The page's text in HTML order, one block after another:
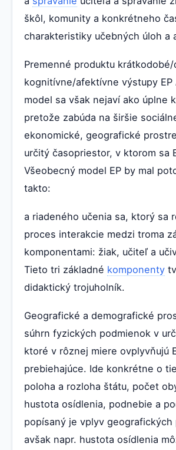
škôl, komunity a konkrétneho
charakteristiky učebných úloh a
Premenné produktu
kognitívne/afektívne výstupy EP
model sa však nejaví ako úplne
pretože zabúda na širšie
ekonomické, geografické
určitý časopriestor, v ktorom sa
Všeobecný model EP by mal
takto:
a riadeného učenia sa, ktorý sa
proces interakcie medzi troma
komponentami: žiak, učiteľ a
Tieto tri základné komponenty
didaktický trojuholník.
Geografické a demografické
súhrn fyzických podmienok v
ktoré v rôznej miere ovplyvňujú
prebiehajúce. Ide konkrétne o
poloha a rozloha štátu, počet
hustota osídlenia, podnebie a
popísaný je vplyv geografických
avšak napr. hustota osídlenia